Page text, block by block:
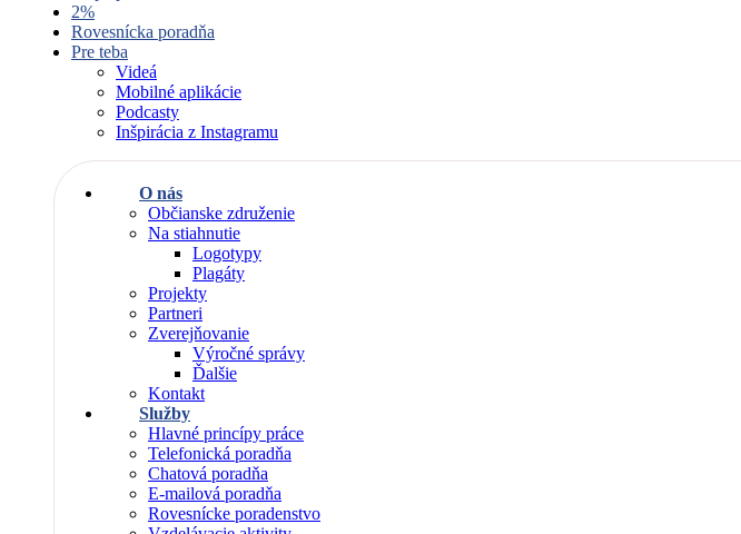
2%
Rovesnícka poradňa
Pre teba
Videá
Mobilné aplikácie
Podcasty
Inšpirácia z Instagramu
O nás
Občianske združenie
Na stiahnutie
Logotypy
Plagáty
Projekty
Partneri
Zverejňovanie
Výročné správy
Ďalšie
Kontakt
Služby
Hlavné princípy práce
Telefonická poradňa
Chatová poradňa
E-mailová poradňa
Rovesnícke poradenstvo